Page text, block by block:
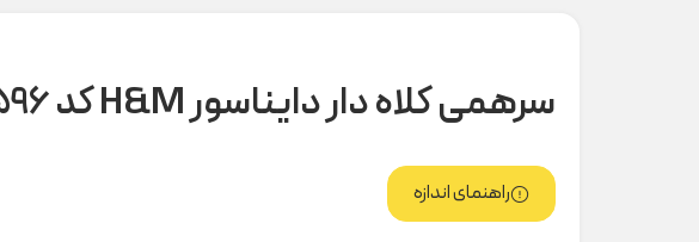
سرهمی کلاه دار دایناسور H&M کد H000596
راهنمای اندازه